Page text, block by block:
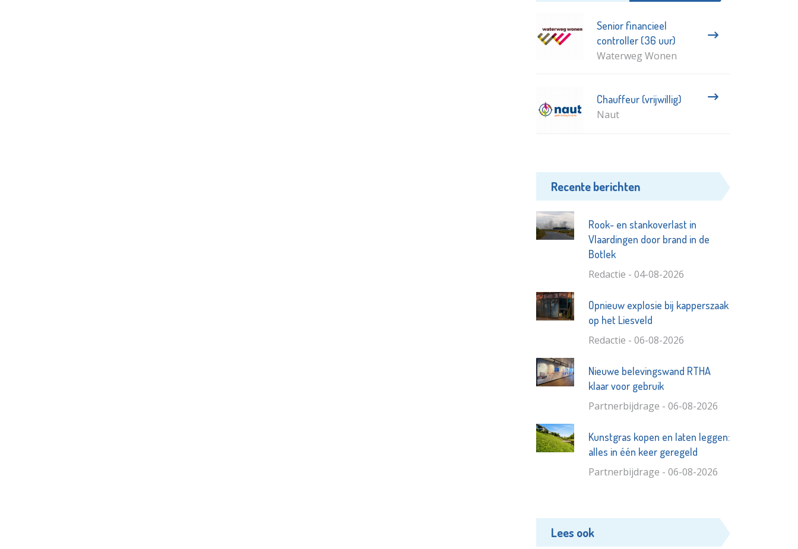
Senior financieel
controller (36 uur)
Waterweg Wonen
Chauffeur (vrijwillig)
Naut
Recente berichten
Rook- en stankoverlast in
Vlaardingen door brand in de
Botlek
Redactie - 04-08-2026
Opnieuw explosie bij kapperszaak
op het Liesveld
Redactie - 06-08-2026
Nieuwe belevingswand RTHA
klaar voor gebruik
Partnerbijdrage - 06-08-2026
Kunstgras kopen en laten leggen:
alles in één keer geregeld
Partnerbijdrage - 06-08-2026
Lees ook